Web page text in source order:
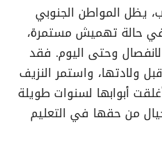
المواطن الجنوبي
حالة تهميش مستمرة،
وحتى اليوم. فقد
ولادتها، واستمر النزيف
أبوابها لسنوات طويلة
من حقها في التعليم